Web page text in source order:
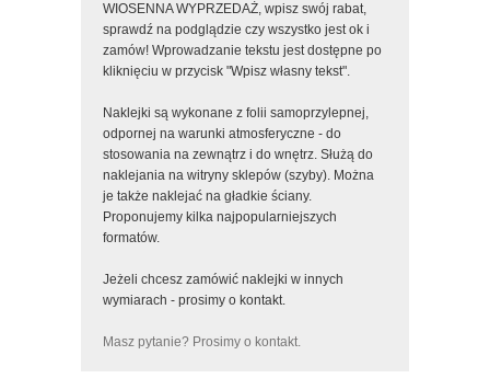
WIOSENNA WYPRZEDAŻ, wpisz swój rabat,
sprawdź na podglądzie czy wszystko jest ok i
zamów! Wprowadzanie tekstu jest dostępne po
kliknięciu w przycisk "Wpisz własny tekst".
Naklejki są wykonane z folii samoprzylepnej,
odpornej na warunki atmosferyczne - do
stosowania na zewnątrz i do wnętrz. Służą do
naklejania na witryny sklepów (szyby). Można
je także naklejać na gładkie ściany.
Proponujemy kilka najpopularniejszych
formatów.
Jeżeli chcesz zamówić naklejki w innych
wymiarach - prosimy o kontakt.
Masz pytanie? Prosimy o kontakt.